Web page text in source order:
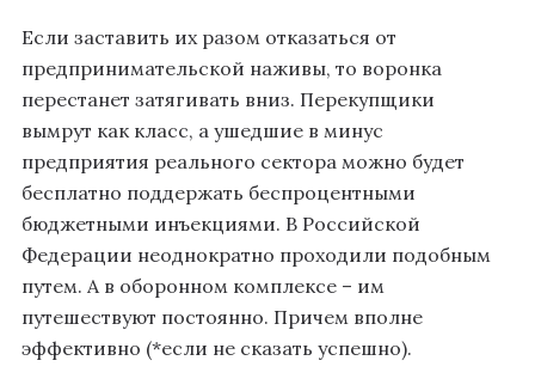
Если заставить их разом отказаться от
предпринимательской наживы, то воронка
перестанет затягивать вниз. Перекупщики
вымрут как класс, а ушедшие в минус
предприятия реального сектора можно будет
бесплатно поддержать беспроцентными
бюджетными инъекциями. В Российской
Федерации неоднократно проходили подобным
путем. А в оборонном комплексе – им
путешествуют постоянно. Причем вполне
эффективно (*если не сказать успешно).